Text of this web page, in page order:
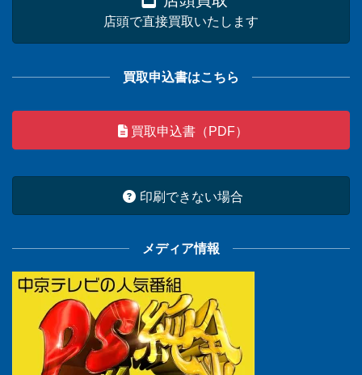
店頭で直接買取いたします
買取申込書はこちら
買取申込書（PDF）
印刷できない場合
メディア情報